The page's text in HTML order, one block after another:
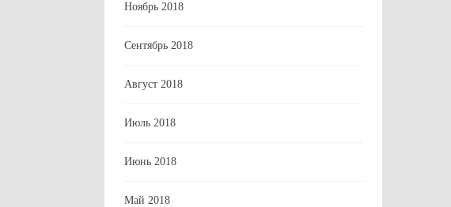
Ноябрь 2018
Сентябрь 2018
Август 2018
Июль 2018
Июнь 2018
Май 2018